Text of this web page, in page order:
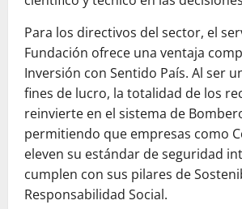
Para los directivos del sector, el
Fundación ofrece una ventaja
Inversión con Sentido País. Al ser
fines de lucro, la totalidad de los
reinvierte en el sistema de
permitiendo que empresas como
eleven su estándar de seguridad
cumplen con sus pilares de
Responsabilidad Social.